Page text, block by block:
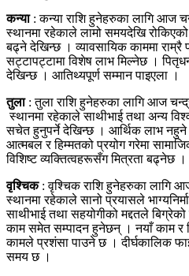
कन्या: कन्या राशि हुनेहरुका लागि आज
स्थानमा रहेकाले लामो समयदेखि
बढ्ने देखिन्छ । व्यावसायिक काममा
सट्टापट्टामा विशेष लाभ मिल्नेछ ।
देखिन्छ । आतिथ्यपूर्ण सम्मान पाइएला ।
तुला: तुला राशि हुनेहरुका लागि आज
स्थानमा रहेकाले साथीभाई तथा अन्य
सचेत हुनुपर्ने देखिन्छ । आर्थिक लाभ नहुने
आत्मबल र हिम्मतको प्रयोग गरेमा
विशिष्ट व्यक्तित्वहरूसँग मित्रता बढ्नेछ ।
वृश्चिक: वृश्चिक राशि हुनेहरुका लागि
स्थानमा रहेकाले सानो प्रयासले
साथीभाई तथा सहयोगीको मद्दतले
काम समेत सम्पादन हुनेछन् । नयाँ काम र
कामले प्रशंसा पाउने छ । दीर्घकालिक
समय छ ।